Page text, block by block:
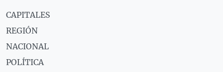
CAPITALES
REGIÓN
NACIONAL
POLÍTICA